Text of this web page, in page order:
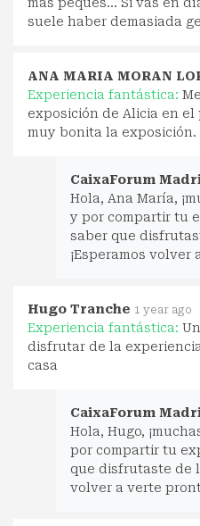
suele haber demasiada
ANA MARIA MORAN
Experiencia fantástica:
exposición de Alicia en
muy bonita la exposición.
CaixaForum
Hola, Ana María,
y por compartir tu
saber que
¡Esperamos volver
Hugo Tranche 1 year ago
Experiencia fantástica:
disfrutar de la
casa
CaixaForum
Hola, Hugo,
por compartir tu
que disfrutaste de
volver a verte